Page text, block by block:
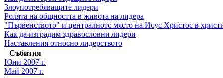
Joomla
Professional
Templates
Club
Злоупотребяващите лидери
Ролята на общността в живота на лидера
"Първенството" и централното място на Исус Христос в
Как да изградим здравословни лидери
Наставления относно лидерството
Събития
Юни 2007 г.
Май 2007 г.